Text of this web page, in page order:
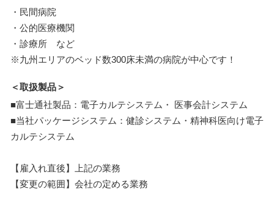
・民間病院
・公的医療機関
・診療所 など
※九州エリアのベッド数300床未満の病院が中心です！
＜取扱製品＞
■富士通社製品：電子カルテシステム・ 医事会計システム
■当社パッケージシステム：健診システム・精神科医向け電子
カルテシステム
【雇入れ直後】上記の業務
【変更の範囲】会社の定める業務